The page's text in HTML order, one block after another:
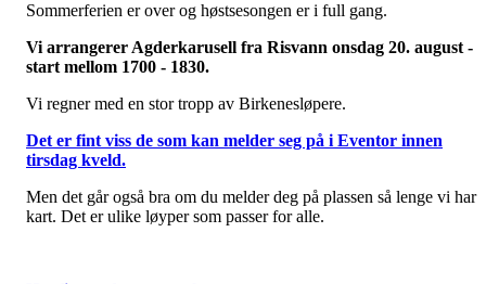
Sommerferien er over og høstsesongen er i full gang.
Vi arrangerer Agderkarusell fra Risvann onsdag 20. august -
start mellom 1700 - 1830.
Vi regner med en stor tropp av Birkenesløpere.
Det er fint viss de som kan melder seg på i Eventor innen
tirsdag kveld.
Men det går også bra om du melder deg på plassen så lenge vi har
kart. Det er ulike løyper som passer for alle.